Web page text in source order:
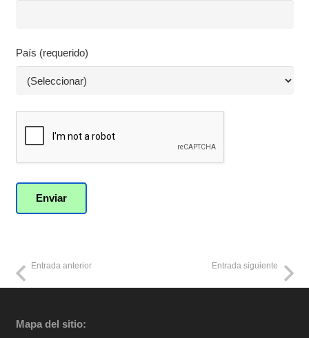
País (requerido)
Entrada anterior Entrada siguiente
Mapa del sitio: